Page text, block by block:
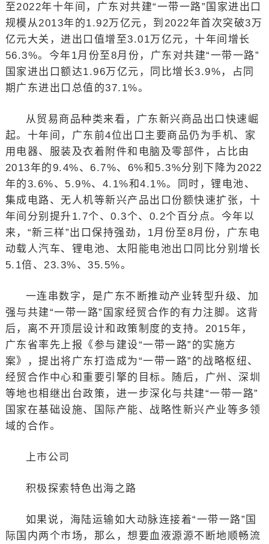
至2022年十年间，广东对共建“一带一路”国家进出口
规模从2013年的1.92万亿元，到2022年首次突破3万
亿元大关，进出口值增至3.01万亿元，十年间增长
56.3%。今年1月份至8月份，广东对共建“一带一路”
国家进出口额达1.96万亿元，同比增长3.9%，占同
期广东进出口总值的37.1%。
从贸易商品种类来看，广东新兴商品出口快速崛
起。十年间，广东前4位出口主要商品仍为手机、家
用电器、服装及衣着附件和电脑及零部件，占比由
2013年的9.4%、6.7%、6%和5.3%分别下降为2022
年的3.6%、5.9%、4.1%和4.1%。同时，锂电池、
集成电路、无人机等新兴产品出口份额快速扩张，十
年间分别提升1.7个、0.3个、0.2个百分点。今年以
来，“新三样”出口保持强劲，1月份至8月份，广东电
动载人汽车、锂电池、太阳能电池出口同比分别增长
5.1倍、23.3%、35.5%。
一连串数字，是广东不断推动产业转型升级、加
强与共建“一带一路”国家经贸合作的有力注脚。这背
后，离不开顶层设计和政策制度的支持。2015年，
广东省率先上报《参与建设“一带一路”的实施方
案》，提出将广东打造成为“一带一路”的战略枢纽、
经贸合作中心和重要引擎的目标。随后，广州、深圳
等地也相继出台政策，进一步深化与共建“一带一路”
国家在基础设施、国际产能、战略性新兴产业等多领
域的合作。
上市公司
积极探索特色出海之路
如果说，海陆运输如大动脉连接着“一带一路”国
际国内两个市场，那么，想要血液源源不断地顺畅流